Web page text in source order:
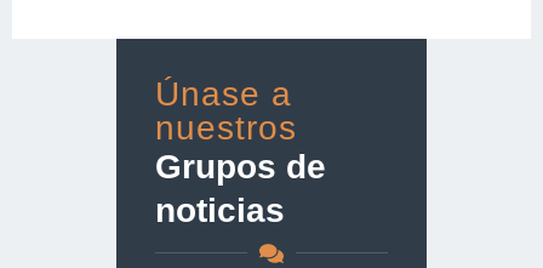
Únase a
nuestros
Grupos de
noticias